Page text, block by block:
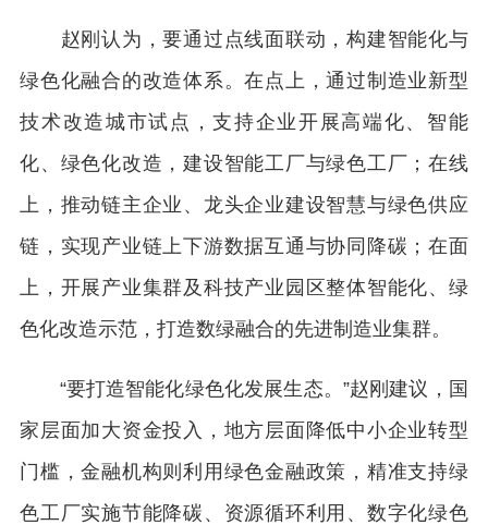
赵刚认为，要通过点线面联动，构建智能化与
绿色化融合的改造体系。在点上，通过制造业新型
技术改造城市试点，支持企业开展高端化、智能
化、绿色化改造，建设智能工厂与绿色工厂；在线
上，推动链主企业、龙头企业建设智慧与绿色供应
链，实现产业链上下游数据互通与协同降碳；在面
上，开展产业集群及科技产业园区整体智能化、绿
色化改造示范，打造数绿融合的先进制造业集群。
“要打造智能化绿色化发展生态。”赵刚建议，国
家层面加大资金投入，地方层面降低中小企业转型
门槛，金融机构则利用绿色金融政策，精准支持绿
色工厂实施节能降碳、资源循环利用、数字化绿色